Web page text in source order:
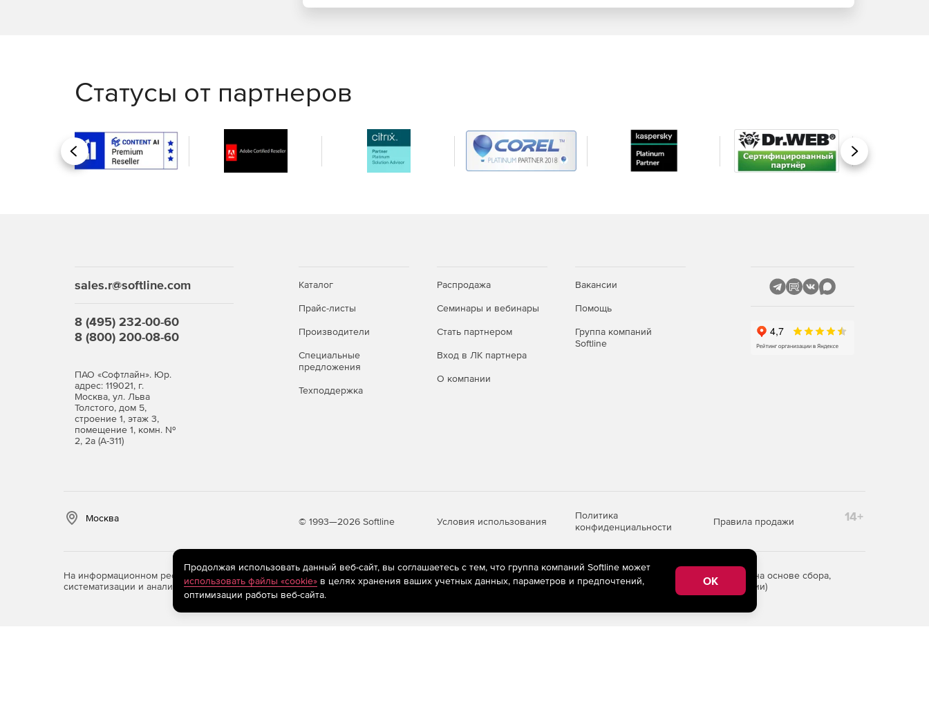
Статусы от партнеров
Назад Вперед
sales.r@softline.com
8 (495) 232-00-60
8 (800) 200-08-60
ПАО «Софтлайн». Юр.
адрес: 119021, г.
Москва, ул. Льва
Толстого, дом 5,
строение 1, этаж 3,
помещение 1, комн. №
2, 2а (А-311)
Каталог
Прайс-листы
Производители
Специальные
предложения
Техподдержка
Распродажа
Семинары и вебинары
Стать партнером
Вход в ЛК партнера
О компании
Вакансии
Помощь
Группа компаний
Softline
Москва © 1993—2026 Softline Условия использования
Политика
конфиденциальности
Правила продажи 14+
На информационном ресурсе store.softline.ru применяются рекомендательные технологии
(информационные технологии предоставления информации на основе сбора,
систематизации и анализа сведений, относящихся к предпочтениям пользователей сети «Интернет», находящихся на территории Российской Федерации)
Продолжая использовать данный веб-сайт, вы соглашаетесь с тем, что группа компаний Softline может
использовать файлы «cookie»в целях хранения ваших учетных данных, параметров и предпочтений,
оптимизации работы веб-сайта.
OK